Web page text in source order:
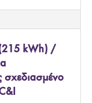
kWh) /
σχεδιασμένο